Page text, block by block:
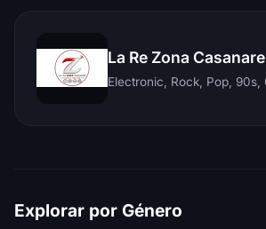
La Re Zona Casanare
Explorar por Género